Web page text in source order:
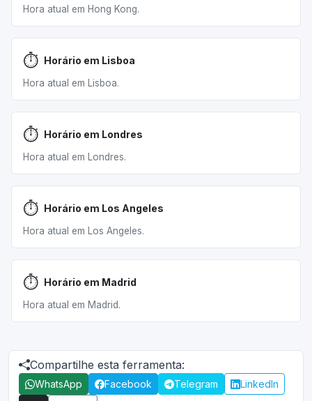
Hora atual em Hong Kong.
⏱️ Horário em Lisboa
Hora atual em Lisboa.
⏱️ Horário em Londres
Hora atual em Londres.
⏱️ Horário em Los Angeles
Hora atual em Los Angeles.
⏱️ Horário em Madrid
Hora atual em Madrid.
Compartilhe esta ferramenta:
WhatsApp Facebook Telegram
LinkedIn